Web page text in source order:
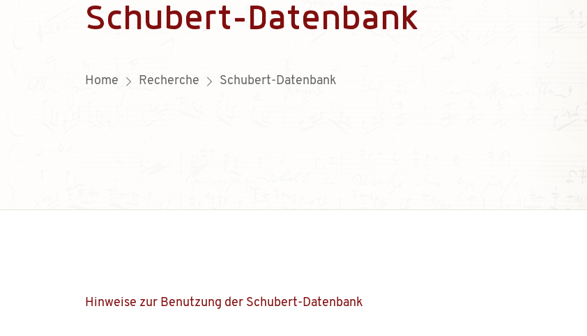
Schubert-Datenbank
Home Recherche Schubert-Datenbank
Hinweise zur Benutzung der Schubert-Datenbank